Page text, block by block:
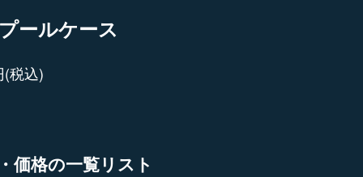
ールケース
税込)
価格の一覧リスト